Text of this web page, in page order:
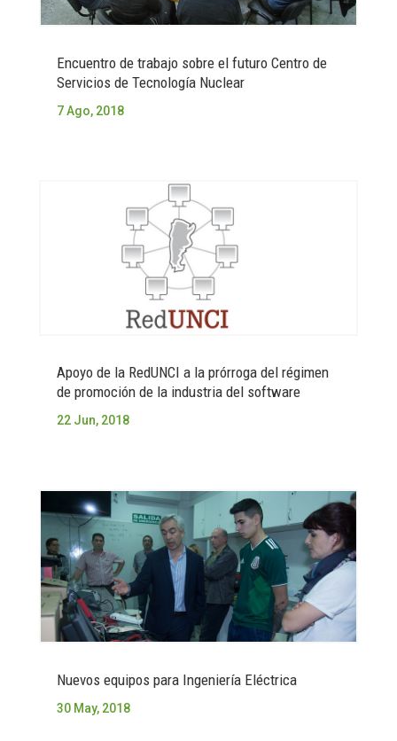
Encuentro de trabajo sobre el futuro Centro de
Servicios de Tecnología Nuclear
7 Ago, 2018
Apoyo de la RedUNCI a la prórroga del régimen
de promoción de la industria del software
22 Jun, 2018
Nuevos equipos para Ingeniería Eléctrica
30 May, 2018